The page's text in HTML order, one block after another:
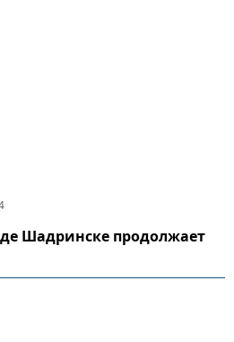
Шадринске продолжает